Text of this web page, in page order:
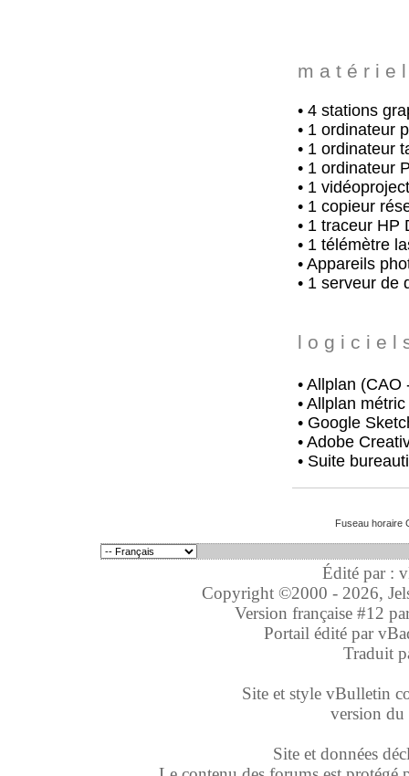
m a t é r i e
• 4 stations
• 1 ordinateur
• 1 ordinateur
• 1 ordinateur
• 1
• 1 copieur
• 1 traceur HP
• 1 télémètre
• Appareils
• 1 serveur de
l o g i c i e l
• Allplan (CAO
• Allplan
• Google
• Adobe
• Suite
Fuseau horaire
Édité par :
Copyright ©2000 - 2026,
Version française #12
Portail édité par
Traduit
Site et style vBulletin
version
Site et données